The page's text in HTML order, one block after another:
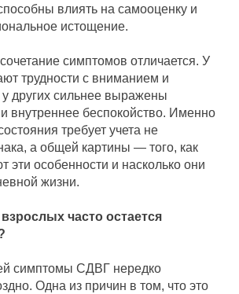
влиять на самооценку и
истощение.
симптомов отличается. У
трудности с вниманием и
других сильнее выражены
внутреннее беспокойство. Именно
требует учета не
а общей картины — того, как
эти особенности и насколько они
жизни.
часто остается
симптомы СДВГ нередко
Одна из причин в том, что это